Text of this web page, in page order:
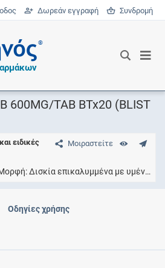
Δωρεάν εγγραφή Συνδρομή
®
600MG/TAB BTx20 (BLIST
Μοιραστείτε
ειδικές
Δισκία επικαλυμμένα με υμένιο
Οδηγίες χρήσης